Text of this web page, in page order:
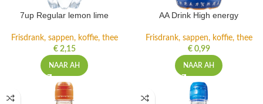
7up Regular lemon lime
Frisdrank, sappen, koffie, thee
€2,15
NAAR AH
AA Drink High energy
Frisdrank, sappen, koffie, thee
€0,99
NAAR AH